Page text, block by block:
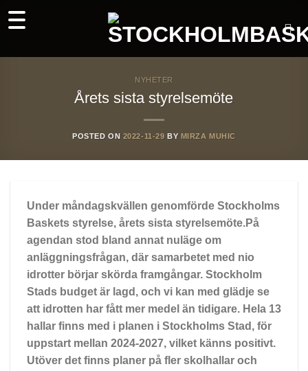
to
NYHETER
Årets sista styrelsemöte
POSTED ON 2022-11-29 BY MIRZA MUHIC
Under måndagskvällen genomförde Stockholms
Baskets styrelse, årets sista styrelsemöte.På
agendan stod bland annat nuläge om
anläggningsfrågan, där samarbetet med nio
idrotter börjar skörda framgångar. Stockholm
Stads budget är lagd, och vi kan med glädje se
att idrotten har fått mer medel än tidigare. Hela 13
hallar finns med i planen i Stockholms Stad, för
uppstart mellan 2024-2027, vilket känns positivt.
Utöver det finns planer på fler skolhallar och